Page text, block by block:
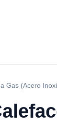
Gas (Acero